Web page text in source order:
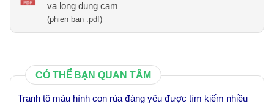
va long dung cam
(phien ban .pdf)
CÓ THỂ BẠN QUAN TÂM
Tranh tô màu hình con rùa đáng yêu được tìm kiếm nhiều